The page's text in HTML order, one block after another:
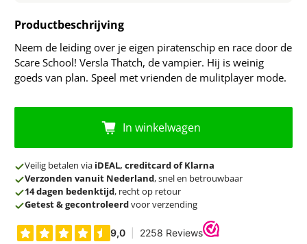
Productbeschrijving
Neem de leiding over je eigen piratenschip en race door de
Scare School! Versla Thatch, de vampier. Hij is weinig
goeds van plan. Speel met vrienden de mulitplayer mode.
In winkelwagen
Veilig betalen via iDEAL, creditcard of Klarna
Verzonden vanuit Nederland, snel en betrouwbaar
14 dagen bedenktijd, recht op retour
Getest & gecontroleerdvoor verzending